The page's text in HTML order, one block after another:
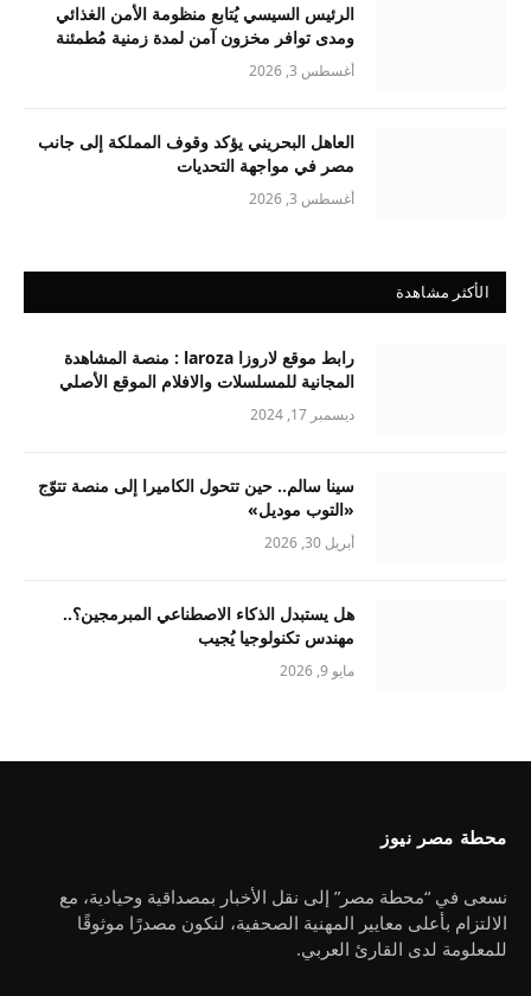
الرئيس السيسي يُتابع منظومة الأمن الغذائي
ومدى توافر مخزون آمن لمدة زمنية مُطمئنة
أغسطس 3, 2026
العاهل البحريني يؤكد وقوف المملكة إلى جانب
مصر في مواجهة التحديات
أغسطس 3, 2026
الأكثر مشاهدة
رابط موقع لاروزا laroza : منصة المشاهدة
المجانية للمسلسلات والافلام الموقع الأصلي
ديسمبر 17, 2024
سينا سالم.. حين تتحول الكاميرا إلى منصة تتوّج
«التوب موديل»
أبريل 30, 2026
هل يستبدل الذكاء الاصطناعي المبرمجين؟..
مهندس تكنولوجيا يُجيب
مايو 9, 2026
محطة مصر نيوز
نسعى في “محطة مصر” إلى نقل الأخبار بمصداقية وحيادية، مع
الالتزام بأعلى معايير المهنية الصحفية، لنكون مصدرًا موثوقًا
للمعلومة لدى القارئ العربي.